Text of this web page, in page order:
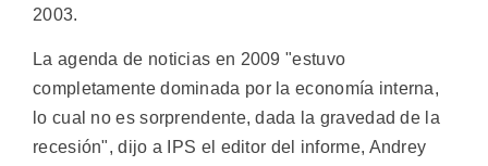
2003.
La agenda de noticias en 2009 "estuvo
completamente dominada por la economía interna,
lo cual no es sorprendente, dada la gravedad de la
recesión", dijo a IPS el editor del informe, Andrey